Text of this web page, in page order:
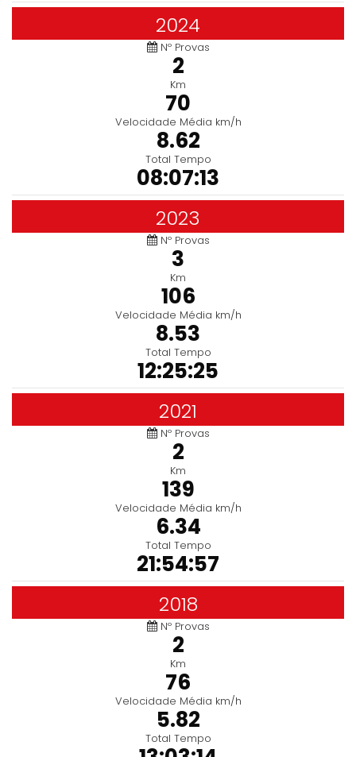
2024
Nº Provas
2
Km
70
Velocidade Média km/h
8.62
Total Tempo
08:07:13
2023
Nº Provas
3
Km
106
Velocidade Média km/h
8.53
Total Tempo
12:25:25
2021
Nº Provas
2
Km
139
Velocidade Média km/h
6.34
Total Tempo
21:54:57
2018
Nº Provas
2
Km
76
Velocidade Média km/h
5.82
Total Tempo